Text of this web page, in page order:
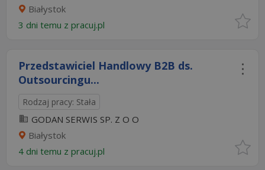
Białystok
3 dni temu z pracuj.pl
Przedstawiciel Handlowy B2B ds.
Outsourcingu...
Rodzaj pracy: Stała
GODAN SERWIS SP. Z O O
Białystok
4 dni temu z pracuj.pl